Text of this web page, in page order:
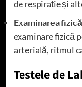
de respirație și
Examinarea fizică
examinare fizică
arterială, ritmul
Testele de